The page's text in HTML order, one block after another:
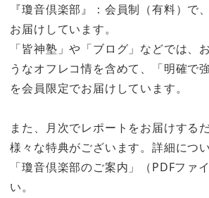
『瓊音倶楽部』：会員制（有料）で
お届けしています。
「皆神塾」や「ブログ」などでは、
うなオフレコ情を含めて、「明確で
を会員限定でお届けしています。
また、月次でレポートをお届けする
様々な特典がございます。詳細につ
「瓊音倶楽部のご案内」（PDFファ
い。